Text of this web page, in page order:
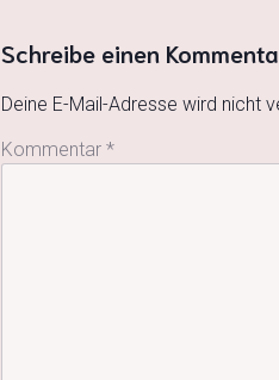
Schreibe einen
Deine E-Mail-Adresse wird nicht
Kommentar *